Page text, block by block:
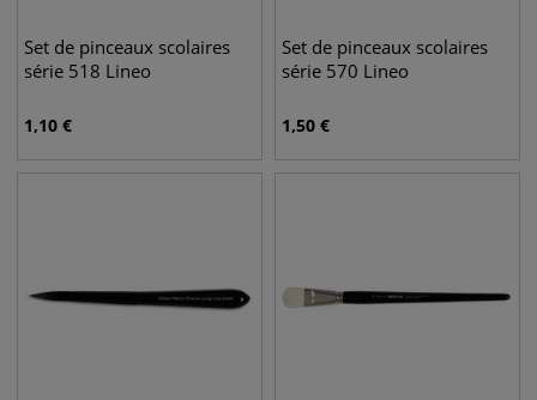
Set de pinceaux scolaires
série 518 Lineo
1,10 €
Set de pinceaux scolaires
série 570 Lineo
1,50 €